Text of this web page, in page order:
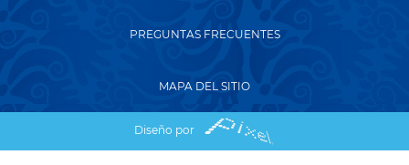
PREGUNTAS FRECUENTES
MAPA DEL SITIO
Diseño por